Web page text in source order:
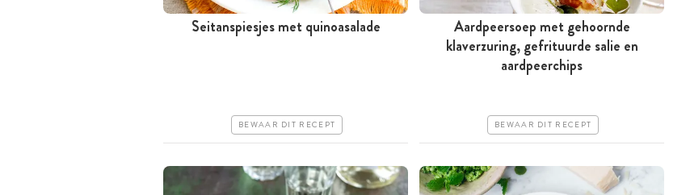
Seitanspiesjes met quinoasalade
BEWAAR DIT RECEPT
Tussen 30 minuten en 1 uur
Aardpeersoep met gehoornde
klaverzuring, gefrituurde salie en
aardpeerchips
BEWAAR DIT RECEPT